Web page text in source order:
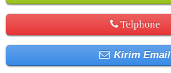
Telphone
Kirim Email